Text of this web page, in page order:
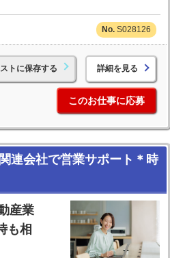
S028126
トに保存する 詳細を見る
このお仕事に応募
連会社で営業サポート＊時
産業
も相